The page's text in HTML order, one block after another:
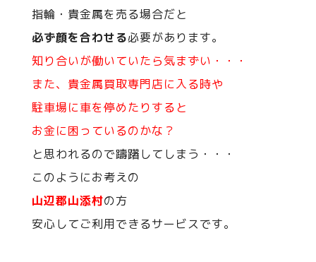
指輪・貴金属を売る場合だと
必ず顔を合わせる必要があります。
知り合いが働いていたら気まずい・・・
また、貴金属買取専門店に入る時や
駐車場に車を停めたりすると
お金に困っているのかな？
と思われるので躊躇してしまう・・・
このようにお考えの
山辺郡山添村の方
安心してご利用できるサービスです。